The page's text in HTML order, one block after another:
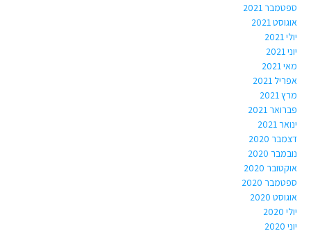
ספטמבר 2021
אוגוסט 2021
יולי 2021
יוני 2021
מאי 2021
אפריל 2021
מרץ 2021
פברואר 2021
ינואר 2021
דצמבר 2020
נובמבר 2020
אוקטובר 2020
ספטמבר 2020
אוגוסט 2020
יולי 2020
יוני 2020